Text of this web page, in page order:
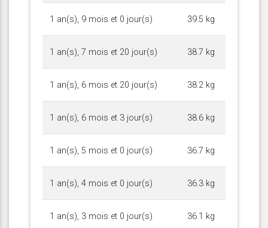
1 an(s), 9 mois et 0 jour(s) 39.5 kg
1 an(s), 7 mois et 20 jour(s) 38.7 kg
1 an(s), 6 mois et 20 jour(s) 38.2 kg
1 an(s), 6 mois et 3 jour(s) 38.6 kg
1 an(s), 5 mois et 0 jour(s) 36.7 kg
1 an(s), 4 mois et 0 jour(s) 36.3 kg
1 an(s), 3 mois et 0 jour(s) 36.1 kg